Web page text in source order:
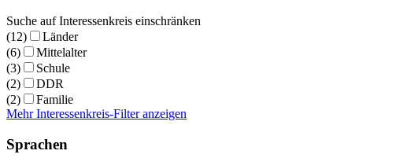
Suche auf Interessenkreis einschränken
(12)
Länder
(6)
Mittelalter
(3)
Schule
(2)
DDR
(2)
Familie
Mehr Interessenkreis-Filter anzeigen
Sprachen